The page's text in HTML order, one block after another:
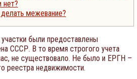
нет?
межевание?
были предоставлены
СССР. В то время строгого учета
не существовало. Не было и ЕРГН –
реестра недвижимости.